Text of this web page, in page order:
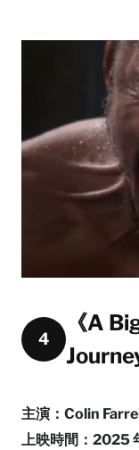
4
《A
主演：Colin
上映時間：2025